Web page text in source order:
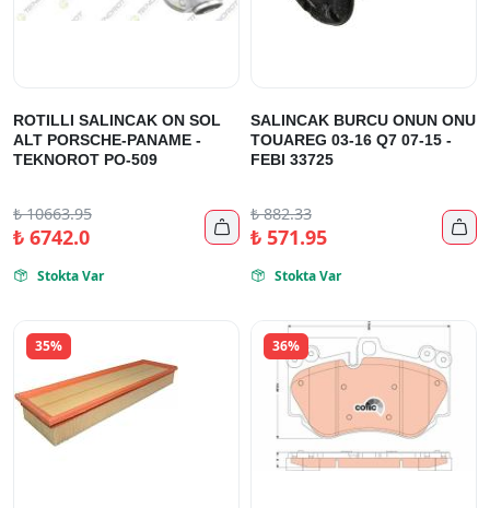
ROTILLI SALINCAK ON SOL
ALT PORSCHE-PANAME -
TEKNOROT PO-509
₺10663.95
₺6742.0 
 Stokta Var
SALINCAK BURCU ONUN ONU
TOUAREG 03-16 Q7 07-15 -
FEBI 33725
₺882.33
₺571.95 
 Stokta Var
35% 36%